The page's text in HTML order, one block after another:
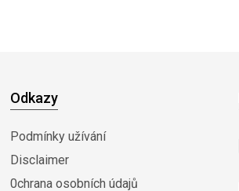
Odkazy
Podmínky užívání
Disclaimer
0chrana osobních údajů